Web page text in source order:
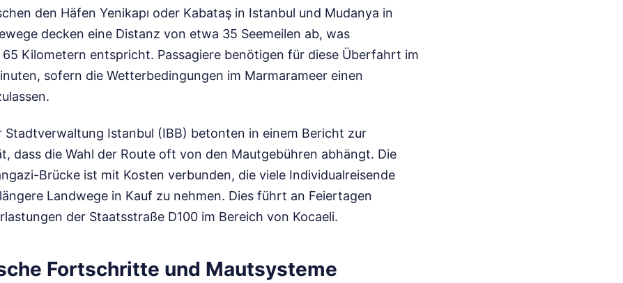
den Häfen Yenikapı oder Kabataş in Istanbul und Mudanya in
decken eine Distanz von etwa 35 Seemeilen ab, was
Kilometern entspricht. Passagiere benötigen für diese Überfahrt im
sofern die Wetterbedingungen im Marmarameer einen
Stadtverwaltung Istanbul (IBB) betonten in einem Bericht zur
dass die Wahl der Route oft von den Mautgebühren abhängt. Die
Brücke ist mit Kosten verbunden, die viele Individualreisende
Landwege in Kauf zu nehmen. Dies führt an Feiertagen
der Staatsstraße D100 im Bereich von Kocaeli.
Fortschritte und Mautsysteme